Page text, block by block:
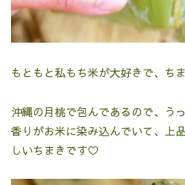
もともと私もち米が大好きで、ち
沖縄の月桃で包んであるので、う
香りがお米に染み込んでいて、上
しいちまきです♡